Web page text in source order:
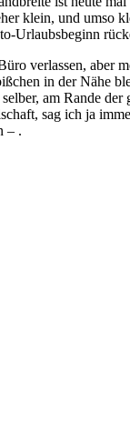
klein, und umso
Urlaubsbeginn
verlassen, aber
in der Nähe
am Rande der
sag ich ja
– .